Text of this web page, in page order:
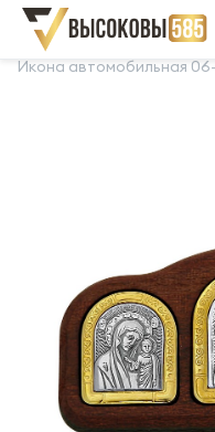
Главная Склад
Икона автомобильная